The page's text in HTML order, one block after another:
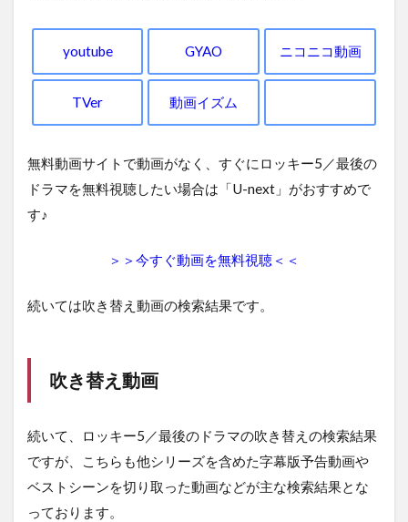
youtube GYAO ニコニコ動画
TVer 動画イズム
無料動画サイトで動画がなく、すぐにロッキー5／最後の
ドラマを無料視聴したい場合は「U-next」がおすすめで
す♪
＞＞今すぐ動画を無料視聴＜＜
続いては吹き替え動画の検索結果です。
吹き替え動画
続いて、ロッキー5／最後のドラマの吹き替えの検索結果
ですが、こちらも他シリーズを含めた字幕版予告動画や
ベストシーンを切り取った動画などが主な検索結果とな
っております。